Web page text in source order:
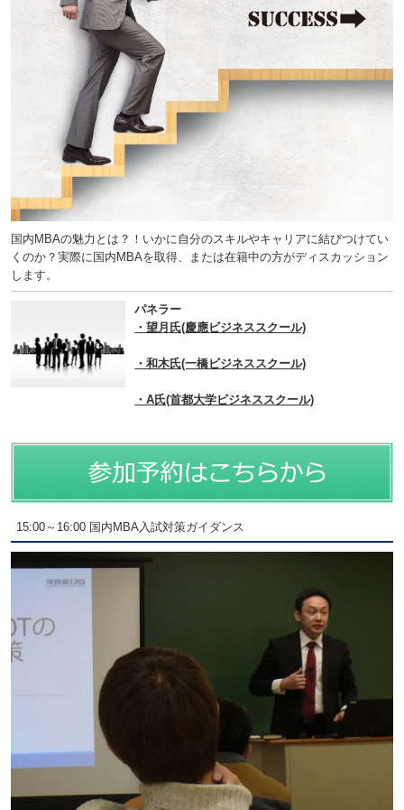
国内MBAの魅力とは？！いかに自分のスキルやキャリアに結びつけてい
くのか？実際に国内MBAを取得、または在籍中の方がディスカッション
します。
パネラー
・望月氏(慶應ビジネススクール)
・和木氏(一橋ビジネススクール)
・A氏(首都大学ビジネススクール)
15:00～16:00 国内MBA入試対策ガイダンス